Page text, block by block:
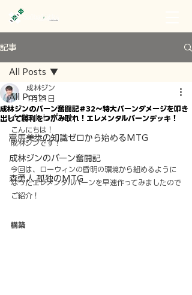
記事
All Posts
イベントレポート
嵩馬美歩の知識ゼロから始めるMTG
成林ジンのバーン奮闘記
森勇人 孤独のMTG
All Posts
成林ジンのバーン奮闘記#32～特大バーンダメージを叩き
出して勝利をつかみ取れ！エレメンタルバーンデッキ！
成林ジン
1月21日
こんにちは！
成林ジンです！
今回は、ローウィンの昏明の環境から組めるように
なったエレメンタルバーンを早速作ってみましたので
ご紹介！
構築